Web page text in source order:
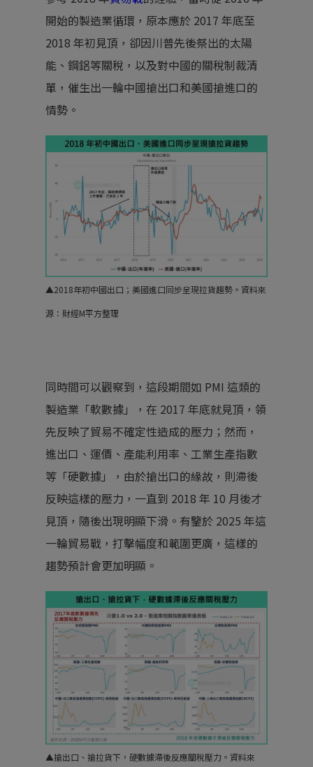
開始的製造業循環，原本應於 2017 年底至
2018 年初見頂，卻因川普先後祭出的太陽
能、鋼鋁等關稅，以及對中國的關稅制裁清
單，催生出一輪中國搶出口和美國搶進口的
情勢。
▲2018年初中國出口；美國進口同步呈現拉貨趨勢。 資料來
源：財經M平方整理
同時間可以觀察到，這段期間如 PMI 這類的
製造業「軟數據」，在 2017 年底就見頂，領
先反映了貿易不確定性造成的壓力；然而，
進出口、運價、產能利用率、工業生產指數
等「硬數據」，由於搶出口的緣故，則滯後
反映這樣的壓力，一直到 2018 年 10 月後才
見頂，隨後出現明顯下滑。有鑒於 2025 年這
一輪貿易戰，打擊幅度和範圍更廣，這樣的
趨勢預計會更加明顯。
▲搶出口、搶拉貨下，硬數據滯後反應關稅壓力。 資料來